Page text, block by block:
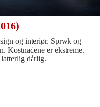
og interiør. Sprwk og
Kostnadene er ekstreme.
dårlig.